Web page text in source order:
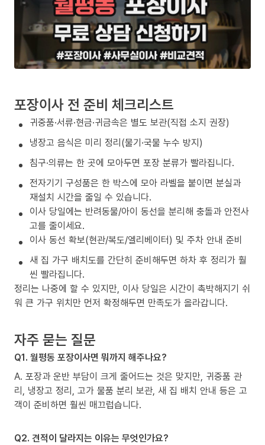
포장이사 전 준비 체크리스트
귀중품·서류·현금·귀금속은 별도 보관(직접 소지 권장)
냉장고 음식은 미리 정리(물기·국물 누수 방지)
침구·의류는 한 곳에 모아두면 포장 분류가 빨라집니다.
전자기기 구성품은 한 박스에 모아 라벨을 붙이면 분실과
재설치 시간을 줄일 수 있습니다.
이사 당일에는 반려동물/아이 동선을 분리해 충돌과 안전사
고를 줄이세요.
이사 동선 확보(현관/복도/엘리베이터) 및 주차 안내 준비
새 집 가구 배치도를 간단히 준비해두면 하차 후 정리가 훨
씬 빨라집니다.
정리는 나중에 할 수 있지만, 이사 당일은 시간이 촉박해지기 쉬
워 큰 가구 위치만 먼저 확정해두면 만족도가 올라갑니다.
자주 묻는 질문
Q1. 월평동 포장이사면 뭐까지 해주나요?
A. 포장과 운반 부담이 크게 줄어드는 것은 맞지만, 귀중품 관
리, 냉장고 정리, 고가 물품 분리 보관, 새 집 배치 안내 등은 고
객이 준비하면 훨씬 매끄럽습니다.
Q2. 견적이 달라지는 이유는 무엇인가요?